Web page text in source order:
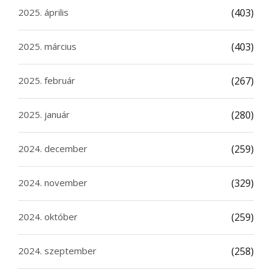
2025. április (403)
2025. március (403)
2025. február (267)
2025. január (280)
2024. december (259)
2024. november (329)
2024. október (259)
2024. szeptember (258)